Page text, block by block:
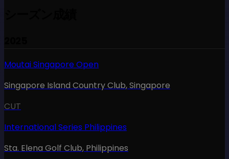
Moutai Singapore Open
Singapore Island Country Club,Singapore
CUT
International Series Philippines
Sta. Elena Golf Club, Philippines